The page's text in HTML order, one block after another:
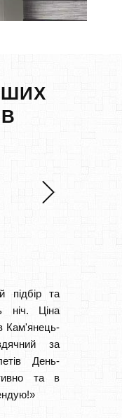
підбір та
ніч. Ціна
Кам'янець-
за
День-
та в